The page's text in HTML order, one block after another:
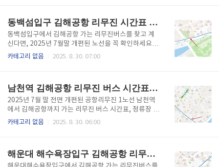
구 ..
확인하기👆 신세계센텀시티 정류장 위치 정류장은 신세
계백화점 센텀시티점 정문 건너편 도로변에 위치해 있
으며, 지하철 2호선 센텀시티역과도 도보 3분 거리입니
다. 백화점 쇼핑 후 바로 공항으로 이동하기에 최적의
위치입니다. 정류장 위치: 신세계백화점 센텀시티점 맞
동백섬입구 김해공항 리무진 시간표 (2025 최신)
동백섬입구에서 김해공항 가는 리무진버스를 찾고 계
신다면, 2025년 7월말 개편된 노선을 꼭 확인하세요.
아래 글에서는 버스 실시간 도착 예정시간, 시간표, 정
게 확인하세요 ⬇️ 김해공항버스 시간표 확인하기👆 동백
섬입구 정류장 위치 동백섬입구 정류장은 해운대 그랜
드호텔 맞은편 도로변, 미포 방면과 동백역 사이의 해변
로에 위치해 있습니다. 해운대해수욕장, 미포철길, 동백
섬을 잇는 관광 중심지에서 도보 접근이 가능해 이용객
카테고리 없음 2025. 8. 30. 07:00
남천역 김해공항 리무진 버스 시간표(2025 최신)
2025년 7월 말 전면 개편된 공항리무진 1노선 남천역
에서 김해공항까지 가는 리무진 버스 시간표, 정류장 위
치, 실시간 도착예정 시간, 예약 방법 등을 확인하세요!
은 부산지하철 2호선 남천역 3번 출구 에서 1분거리에
위치해 있습니다. 수영구 중심 주거 지역으로, 김해공항
카테고리 없음 2025. 8. 30. 06:00
해운대 해수욕장입구 김해공항 리무진 시간표 (2025 최신)